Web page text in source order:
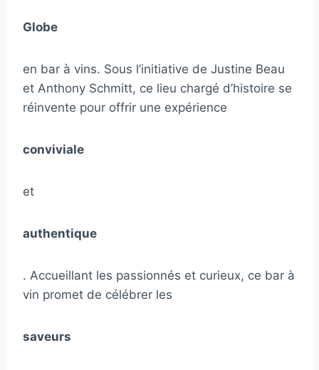
Globe
en bar à vins. Sous l’initiative de Justine Beau
et Anthony Schmitt, ce lieu chargé d’histoire se
réinvente pour offrir une expérience
conviviale
et
authentique
. Accueillant les passionnés et curieux, ce bar à
vin promet de célébrer les
saveurs